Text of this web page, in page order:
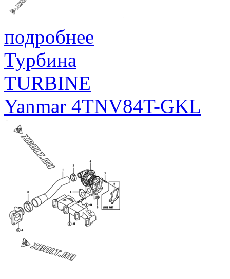
подробнее
Турбина
TURBINE
Yanmar 4TNV84T-GKL